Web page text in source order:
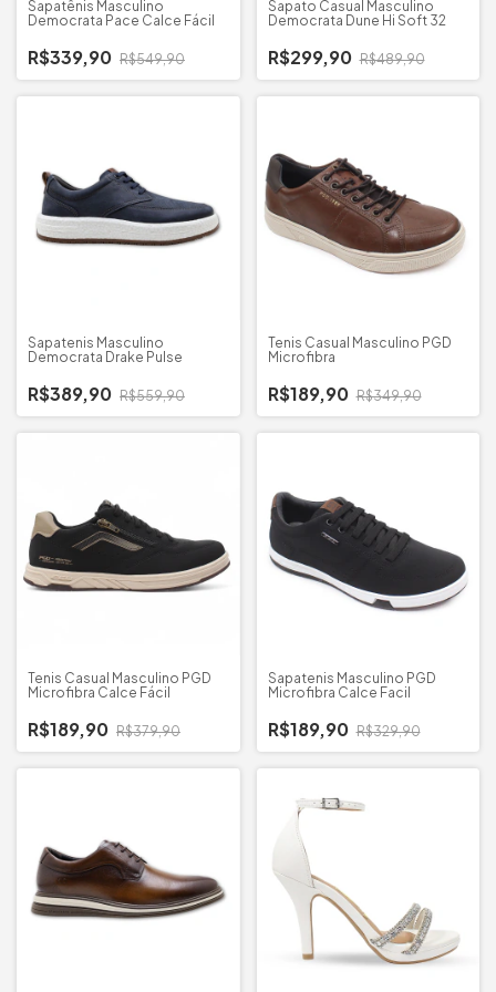
Sapatênis Masculino
Democrata Pace Calce Fácil
R$339,90 R$549,90
Sapato Casual Masculino
Democrata Dune Hi Soft 32
R$299,90 R$489,90
Sapatenis Masculino
Democrata Drake Pulse
R$389,90 R$559,90
Tenis Casual Masculino PGD
Microfibra
R$189,90 R$349,90
Tenis Casual Masculino PGD
Microfibra Calce Fácil
R$189,90 R$379,90
Sapatenis Masculino PGD
Microfibra Calce Facil
R$189,90 R$329,90